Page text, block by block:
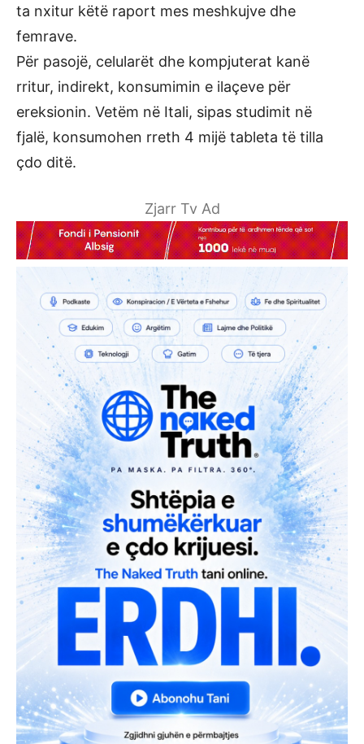
ta nxitur këtë raport mes meshkujve dhe
femrave.
Për pasojë, celularët dhe kompjuterat kanë
rritur, indirekt, konsumimin e ilaçeve për
ereksionin. Vetëm në Itali, sipas studimit në
fjalë, konsumohen rreth 4 mijë tableta të tilla
çdo ditë.
Zjarr Tv Ad